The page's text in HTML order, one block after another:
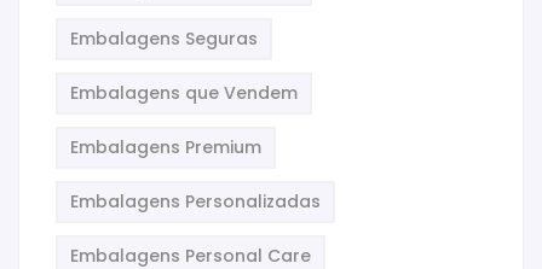
Embalagens Seguras
Embalagens que Vendem
Embalagens Premium
Embalagens Personalizadas
Embalagens Personal Care